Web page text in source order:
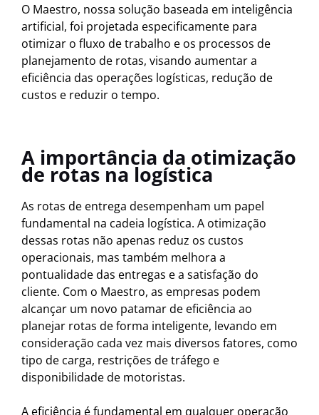
O Maestro, nossa solução baseada em inteligência
artificial, foi projetada especificamente para
otimizar o fluxo de trabalho e os processos de
planejamento de rotas, visando aumentar a
eficiência das operações logísticas, redução de
custos e reduzir o tempo.
A importância da otimização
de rotas na logística
As rotas de entrega desempenham um papel
fundamental na cadeia logística. A otimização
dessas rotas não apenas reduz os custos
operacionais, mas também melhora a
pontualidade das entregas e a satisfação do
cliente. Com o Maestro, as empresas podem
alcançar um novo patamar de eficiência ao
planejar rotas de forma inteligente, levando em
consideração cada vez mais diversos fatores, como
tipo de carga, restrições de tráfego e
disponibilidade de motoristas.
A eficiência é fundamental em qualquer operação